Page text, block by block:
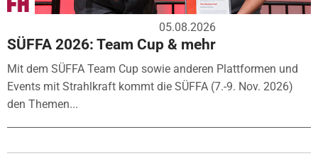
05.08.2026
SÜFFA 2026: Team Cup & mehr
Mit dem SÜFFA Team Cup sowie anderen Plattformen und
Events mit Strahlkraft kommt die SÜFFA (7.-9. Nov. 2026)
den Themen...